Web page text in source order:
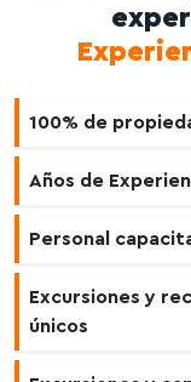
100% de
Años de
Personal
Excursiones y
únicos